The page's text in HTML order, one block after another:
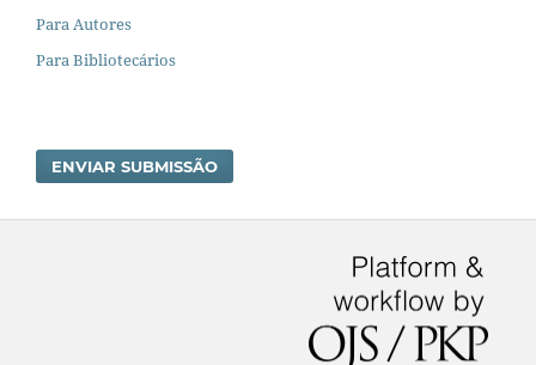
Para Autores
Para Bibliotecários
ENVIAR SUBMISSÃO